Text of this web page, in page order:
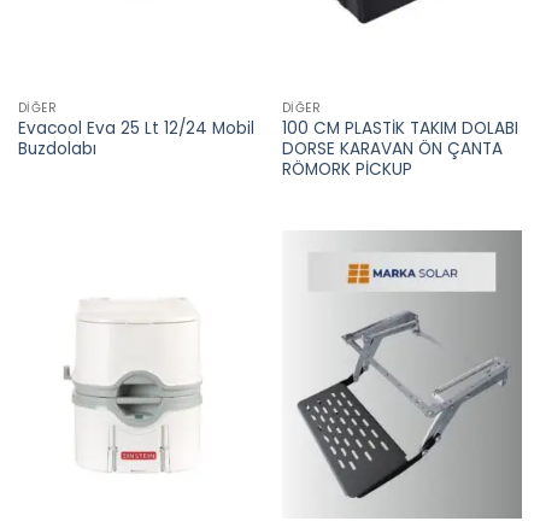
DIĞER
Evacool Eva 25 Lt 12/24 Mobil
Buzdolabı
DIĞER
100 CM PLASTİK TAKIM DOLABI
DORSE KARAVAN ÖN ÇANTA
RÖMORK PİCKUP